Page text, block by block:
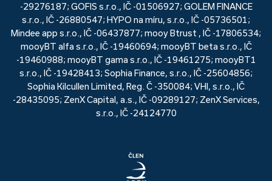
-29276187; GOFIS s.r.o., IČ -01506927; GOLEM FINANCE
s.r.o., IČ -26880547; HYPO na míru, s.r.o., IČ -05736501;
Mindee app s.r.o., IČ -06437877; mooy Btrust , IČ -17806534;
mooyBT alfa s.r.o., IČ -19460694; mooyBT beta s.r.o., IČ
-19460988; mooyBT gama s.r.o., IČ -19461275; mooyBT1
s.r.o., IČ -19428413; Sophia Finance, s.r.o., IČ -25604856;
Sophia Kilcullen Limited, Reg. Č -350084; VHI, s.r.o., IČ
-28435095; ZenX Capital, a.s., IČ -09289127; ZenX Services,
s.r.o., IČ -24124770